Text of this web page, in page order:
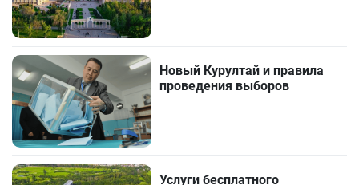
Новый Курултай и правила
проведения выборов
Услуги бесплатного